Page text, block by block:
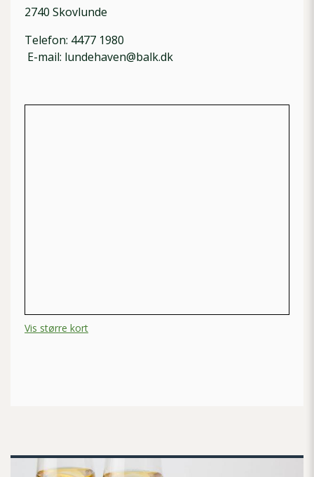
2740 Skovlunde
Telefon: 4477 1980
E-mail: lundehaven@balk.dk
Vis større kort